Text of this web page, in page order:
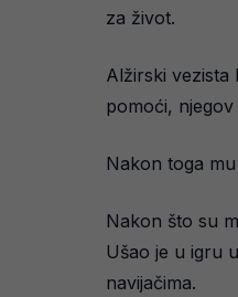
za život.
Alžirski vezista
pomoći,
Nakon toga
Nakon što su
Ušao je u igru
navijačima.